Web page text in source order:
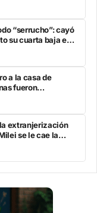
“serrucho”: cayó
su cuarta baja en
a la casa de
fueron
extranjerización
se le cae la